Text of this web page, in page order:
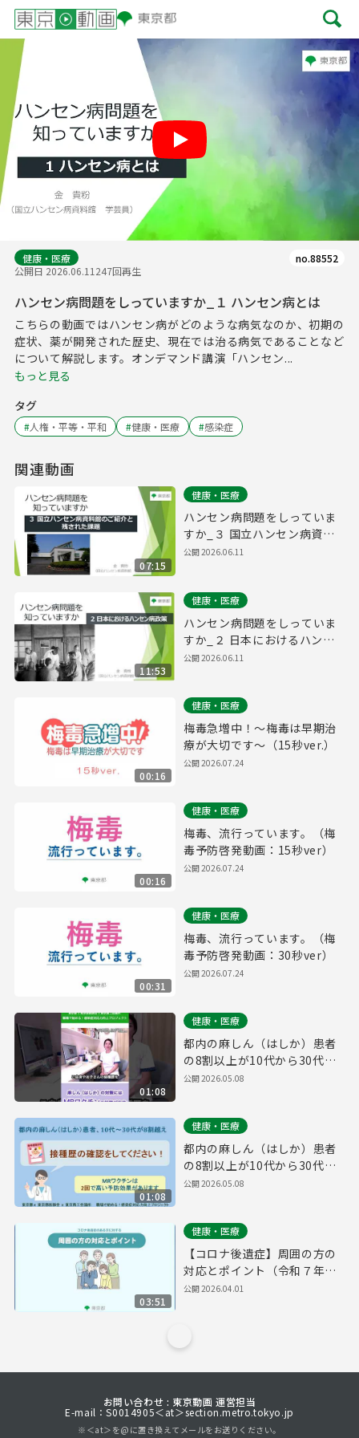
Play
健康・医療
公開日 2026.06.11247回再生
no.88552
ハンセン病問題をしっていますか_１ ハンセン病とは
こちらの動画ではハンセン病がどのような病気なのか、初期の
症状、薬が開発された歴史、現在では治る病気であることなど
について解説します。オンデマンド講演「ハンセン...
もっと見る
タグ
#人権・平等・平和 #健康・医療 #感染症
関連動画
07:15
健康・医療
ハンセン病問題をしっていま
すか_３ 国立ハンセン病資料
館のご紹介と残された課題
公開2026.06.11
11:53
健康・医療
ハンセン病問題をしっていま
すか_２ 日本におけるハンセ
ン病政策
公開2026.06.11
00:16
健康・医療
梅毒急増中！～梅毒は早期治
療が大切です～（15秒ver.）
公開2026.07.24
00:16
健康・医療
梅毒、流行っています。（梅
毒予防啓発動画：15秒ver）
公開2026.07.24
00:31
健康・医療
梅毒、流行っています。（梅
毒予防啓発動画：30秒ver）
公開2026.07.24
01:08
健康・医療
都内の麻しん（はしか）患者
の8割以上が10代から30代
【麻しん啓発動画】SP版
公開2026.05.08
01:08
健康・医療
都内の麻しん（はしか）患者
の8割以上が10代から30代
【麻しん啓発動画】PC版
公開2026.05.08
03:51
健康・医療
【コロナ後遺症】周囲の方の
対応とポイント（令和７年度
作成）
公開2026.04.01
お問い合わせ : 東京動画 運営担当
E-mail：S0014905＜at＞section.metro.tokyo.jp
※＜at＞を@に置き換えてメールをお送りください。